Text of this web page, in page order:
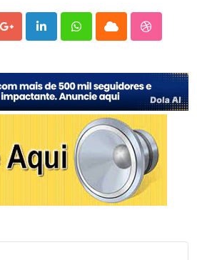
Google+LinkedInWhatsappCloud